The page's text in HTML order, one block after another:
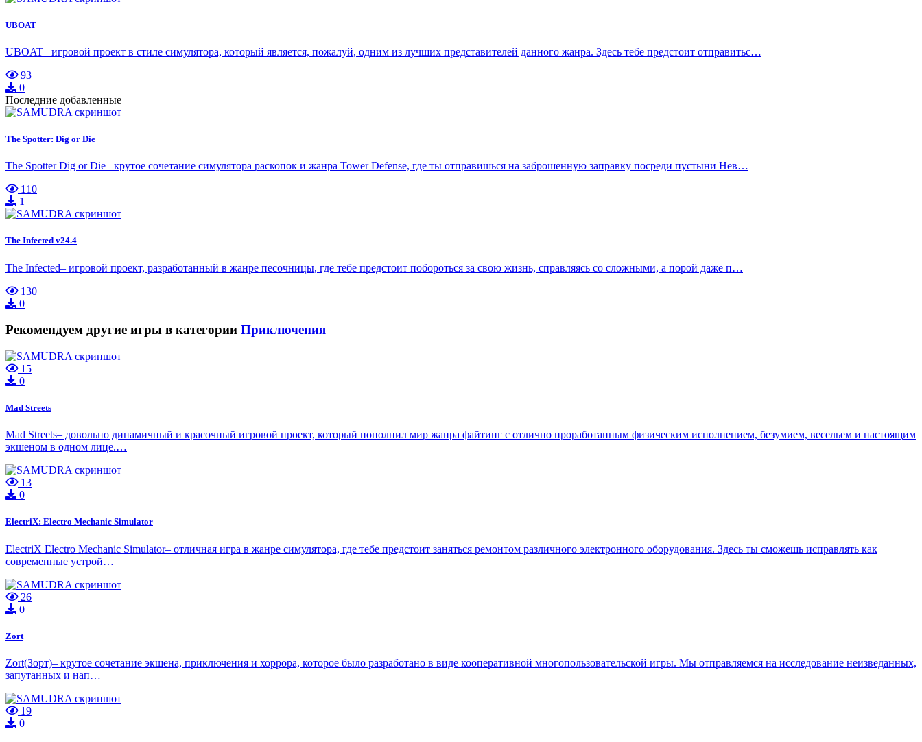
UBOAT
UBOAT– игровой проект в стиле симулятора, который является, пожалуй, одним из лучших представителей данного жанра. Здесь тебе предстоит отправитьс…
93
0
Последние добавленные
The Spotter: Dig or Die
The Spotter Dig or Die– крутое сочетание симулятора раскопок и жанра Tower Defense, где ты отправишься на заброшенную заправку посреди пустыни Нев…
110
1
The Infected v24.4
The Infected– игровой проект, разработанный в жанре песочницы, где тебе предстоит побороться за свою жизнь, справляясь со сложными, а порой даже п…
130
0
Рекомендуем другие игры в категории Приключения
15
0
Mad Streets
Mad Streets– довольно динамичный и красочный игровой проект, который пополнил мир жанра файтинг с отлично проработанным физическим исполнением, безумием, весельем и настоящим
экшеном в одном лице.…
13
0
ElectriX: Electro Mechanic Simulator
ElectriX Electro Mechanic Simulator– отличная игра в жанре симулятора, где тебе предстоит заняться ремонтом различного электронного оборудования. Здесь ты сможешь исправлять как
современные устрой…
26
0
Zort
Zort(Зорт)– крутое сочетание экшена, приключения и хоррора, которое было разработано в виде кооперативной многопользовательской игры. Мы отправляемся на исследование неизведанных,
запутанных и нап…
19
0